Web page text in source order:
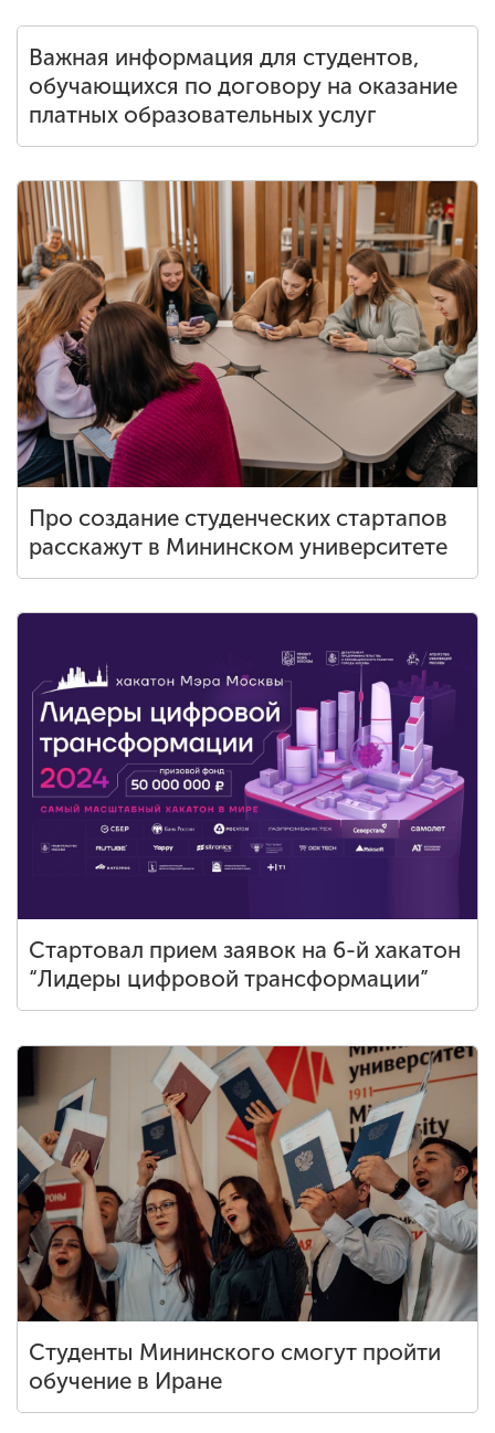
Важная информация для студентов,
обучающихся по договору на оказание
платных образовательных услуг
Про создание студенческих стартапов
расскажут в Мининском университете
Стартовал прием заявок на 6-й хакатон
“Лидеры цифровой трансформации”
Студенты Мининского смогут пройти
обучение в Иране